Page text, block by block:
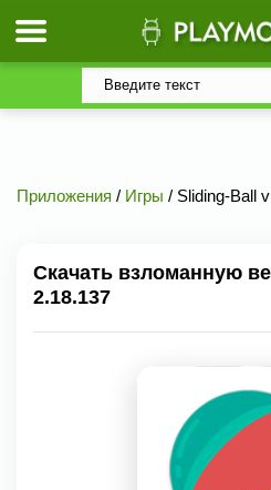
Приложения / Игры / Sliding-Ball
Скачать взломанную
2.18.137